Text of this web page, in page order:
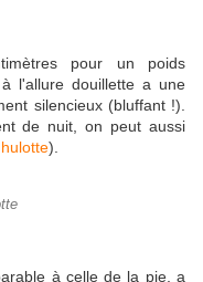
pour un poids
l'allure douillette a une
silencieux (bluffant !).
de nuit, on peut aussi
).
à celle de la pie, a